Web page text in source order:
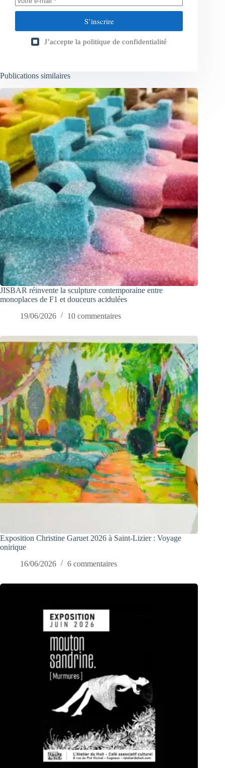
S’inscrire
J’accepte la politique de confidentialité
Publications similaires
JISBAR réinvente la sculpture contemporaine entre
monoplaces de F1 et douceurs acidulées
19/06/2026
10 commentaires
Exposition Christine Garuet 2026 à Saint-Lizier : Voyage
onirique
16/06/2026
6 commentaires